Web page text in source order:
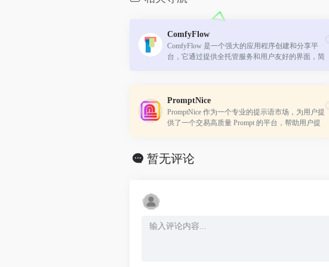
ComfyFlow
ComfyFlow 是一个强大的应用程序创建和分享平
台，它通过提供全托管服务和用户友好的界面，简
PromptNice
PromptNice 作为一个专业的提示语市场，为用户提
供了一个交易高质量 Prompt 的平台，帮助用户提
暂无评论